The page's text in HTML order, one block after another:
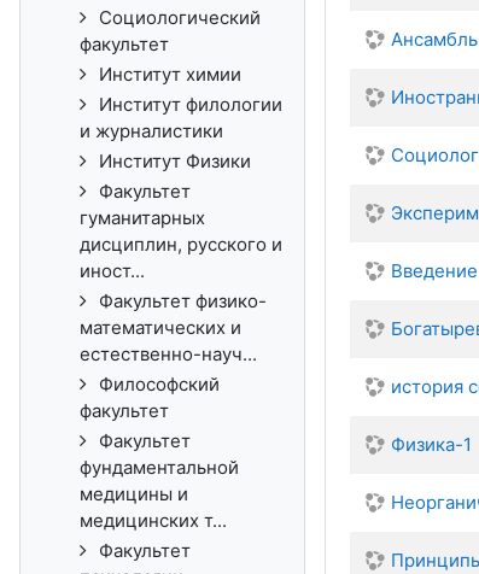
Ансамбль
история
Физика-1
Социологический
факультет
Институт химии
Институт филологии
и журналистики
Институт Физики
Факультет
гуманитарных
дисциплин, русского и
иност...
Факультет физико-
математических и
естественно-науч...
Философский
факультет
Факультет
фундаментальной
медицины и
медицинских т...
Факультет